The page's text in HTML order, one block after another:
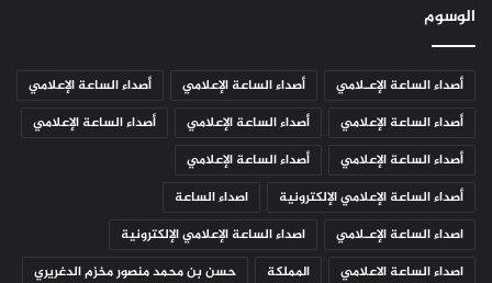
الوسوم
أصداء الساعة الإعـلامي أصداء الساعة الإعلامي
أصداء الساعة الإعلامي
أصداء الساعة الإعلامي
أصداء الساعة الإعلامي
أصداء الساعة الإعلامي
أصداء الساعة الإعلامي
أصداء الساعة الإعلامي
أصداء الساعة الإعلامي الإلكترونية
اصداء الساعة
اصداء الساعة الإعـلامي
اصداء الساعة الإعلامي الإلكترونية
اصداء الساعة الاعلامي
المملكة حسن بن محمد منصور مخزم الدغريري